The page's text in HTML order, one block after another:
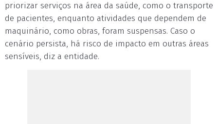
priorizar serviços na área da saúde, como o transporte
de pacientes, enquanto atividades que dependem de
maquinário, como obras, foram suspensas. Caso o
cenário persista, há risco de impacto em outras áreas
sensíveis, diz a entidade.